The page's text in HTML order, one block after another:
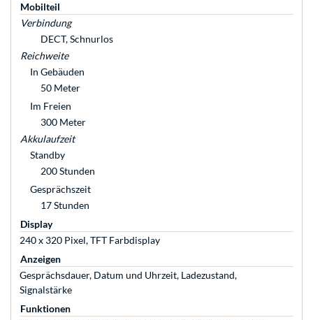
Mobilteil
Verbindung
DECT, Schnurlos
Reichweite
In Gebäuden
50 Meter
Im Freien
300 Meter
Akkulaufzeit
Standby
200 Stunden
Gesprächszeit
17 Stunden
Display
240 x 320 Pixel, TFT Farbdisplay
Anzeigen
Gesprächsdauer, Datum und Uhrzeit, Ladezustand,
Signalstärke
Funktionen